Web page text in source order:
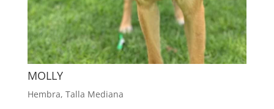
MOLLY
Hembra, Talla Mediana